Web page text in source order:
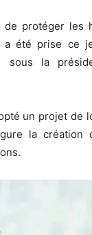
protéger les
a été prise ce
sous la
un projet de
la création